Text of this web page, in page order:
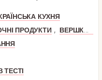
КУХНЯ
ПРОДУКТИ ,
ВЕРШКОВЕ МАСЛО
ТЕСТІ